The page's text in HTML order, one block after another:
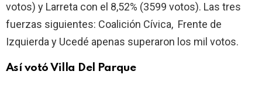
votos) y Larreta con el 8,52% (3599 votos). Las tres
fuerzas siguientes: Coalición Cívica, Frente de
Izquierda y Ucedé apenas superaron los mil votos.
Así votó Villa Del Parque